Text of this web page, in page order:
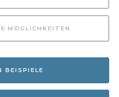
MÖGLICHKEITEN
BEISPIELE